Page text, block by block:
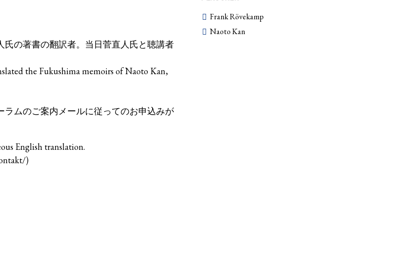
の著書の翻訳者。当日菅直人氏と聴講者
the Fukushima memoirs of Naoto Kan,
ムのご案内メールに従ってのお申込みが
English translation.
)
Frank Rövekamp
Naoto Kan